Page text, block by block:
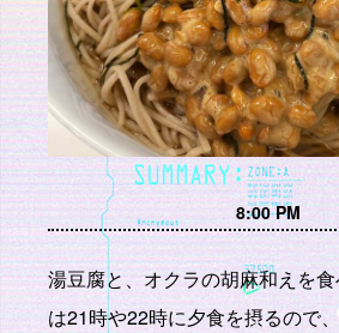
8:00 PM
湯豆腐と、オクラの胡麻和えを
は21時や22時に夕食を摂るので